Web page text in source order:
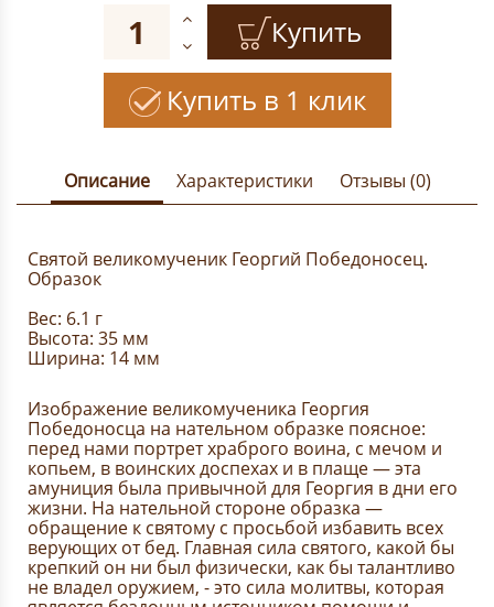
Купить
Купить в 1 клик
Описание Характеристики Отзывы (0)
Святой великомученик Георгий Победоносец.
Образок
Вес: 6.1 г
Высота: 35 мм
Ширина: 14 мм
Изображение великомученика Георгия
Победоносца на нательном образке поясное:
перед нами портрет храброго воина, с мечом и
копьем, в воинских доспехах и в плаще — эта
амуниция была привычной для Георгия в дни его
жизни. На нательной стороне образка —
обращение к святому с просьбой избавить всех
верующих от бед. Главная сила святого, какой бы
крепкий он ни был физически, как бы талантливо
не владел оружием, - это сила молитвы, которая